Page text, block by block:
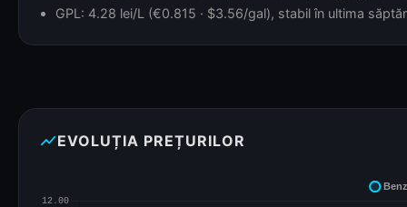
GPL: 4.28 lei/L (€0.815 · $3.56/gal), stabil în ultima
show_chartEVOLUȚIA PREȚURILOR